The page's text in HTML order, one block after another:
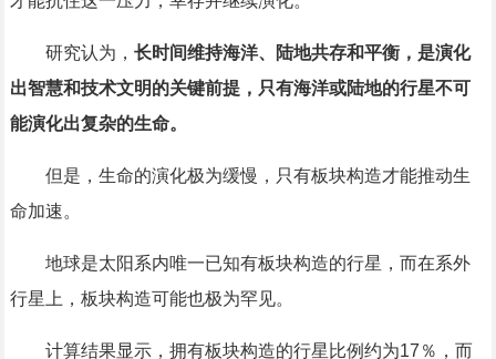
研究认为， 长时间维持海洋、陆地共存和平衡，是演化
出智慧和技术文明的关键前提，只有海洋或陆地的行星不可
能演化出复杂的生命。
但是，生命的演化极为缓慢，只有板块构造才能推动生
命加速。
地球是太阳系内唯一已知有板块构造的行星，而在系外
行星上，板块构造可能也极为罕见。
计算结果显示，拥有板块构造的行星比例约为17％，而